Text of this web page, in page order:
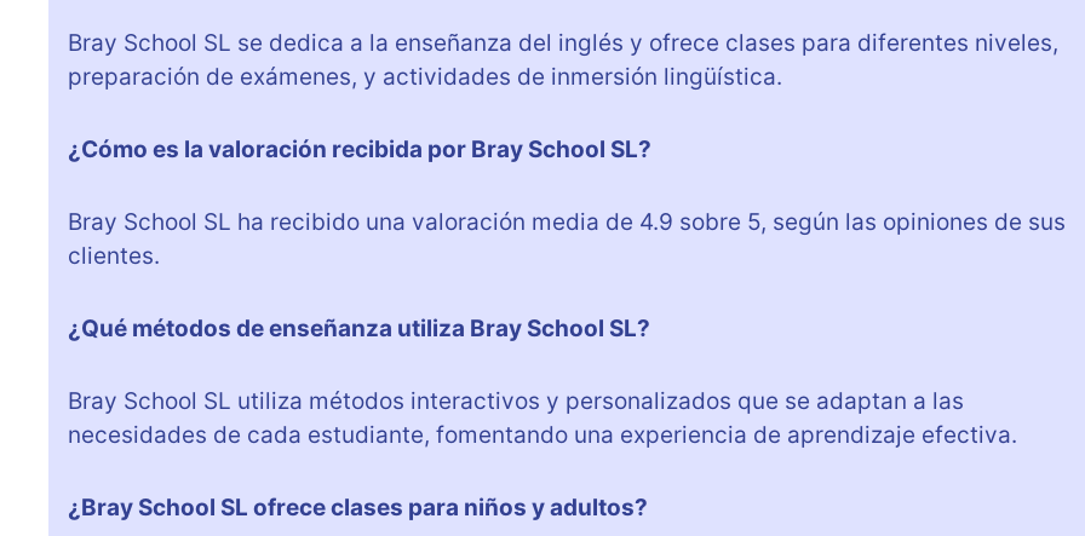
Bray School SL se dedica a la enseñanza del inglés y ofrece clases para diferentes niveles,
preparación de exámenes, y actividades de inmersión lingüística.
¿Cómo es la valoración recibida por Bray School SL?
Bray School SL ha recibido una valoración media de 4.9 sobre 5, según las opiniones de sus
clientes.
¿Qué métodos de enseñanza utiliza Bray School SL?
Bray School SL utiliza métodos interactivos y personalizados que se adaptan a las
necesidades de cada estudiante, fomentando una experiencia de aprendizaje efectiva.
¿Bray School SL ofrece clases para niños y adultos?